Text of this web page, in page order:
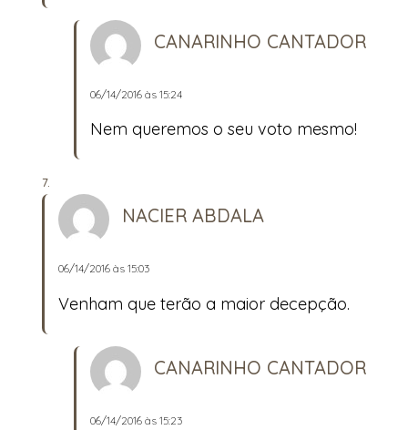
CANARINHO CANTADOR
06/14/2016 às 15:24
Nem queremos o seu voto mesmo!
NACIER ABDALA
06/14/2016 às 15:03
Venham que terão a maior decepção.
CANARINHO CANTADOR
06/14/2016 às 15:23